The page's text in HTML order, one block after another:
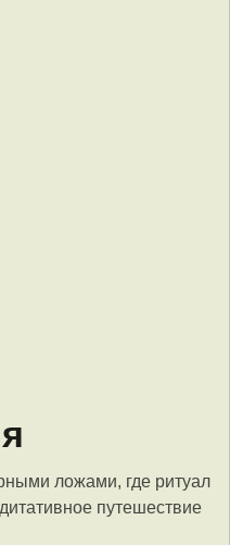
ложами, где ритуал
путешествие